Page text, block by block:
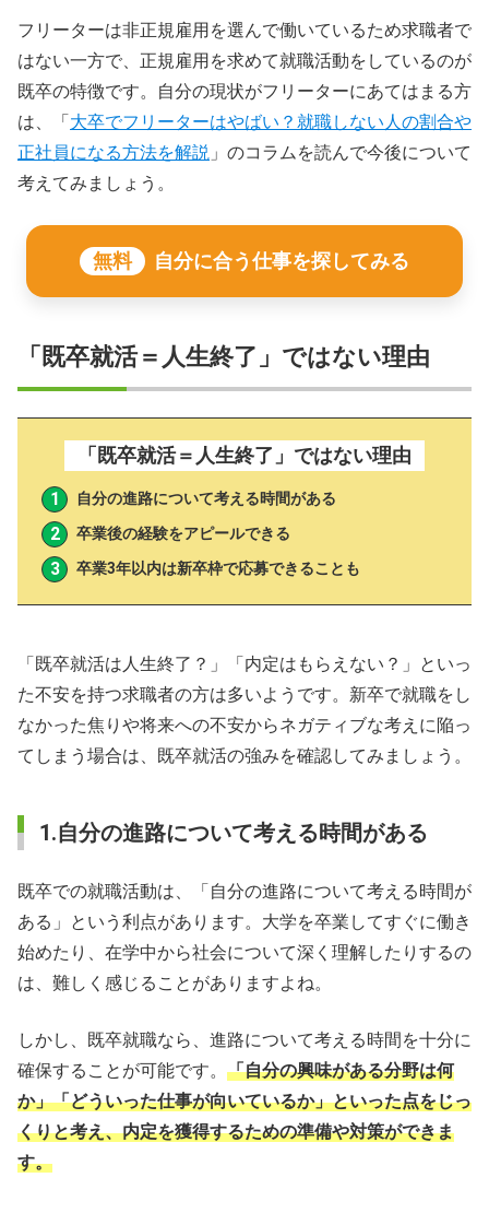
フリーターは非正規雇用を選んで働いているため求職者で
はない一方で、正規雇用を求めて就職活動をしているのが
既卒の特徴です。自分の現状がフリーターにあてはまる方
は、「 大卒でフリーターはやばい？就職しない人の割合や
正社員になる方法を解説 」のコラムを読んで今後について
考えてみましょう。
無料 自分に合う仕事を探してみる
「既卒就活＝人生終了」ではない理由
「既卒就活＝人生終了」ではない理由
自分の進路について考える時間がある
卒業後の経験をアピールできる
卒業3年以内は新卒枠で応募できることも
「既卒就活は人生終了？」「内定はもらえない？」といっ
た不安を持つ求職者の方は多いようです。新卒で就職をし
なかった焦りや将来への不安からネガティブな考えに陥っ
てしまう場合は、既卒就活の強みを確認してみましょう。
1.自分の進路について考える時間がある
既卒での就職活動は、「自分の進路について考える時間が
ある」という利点があります。大学を卒業してすぐに働き
始めたり、在学中から社会について深く理解したりするの
は、難しく感じることがありますよね。
しかし、既卒就職なら、進路について考える時間を十分に
確保することが可能です。 「自分の興味がある分野は何
か」「どういった仕事が向いているか」といった点をじっ
くりと考え、内定を獲得するための準備や対策ができま
す。